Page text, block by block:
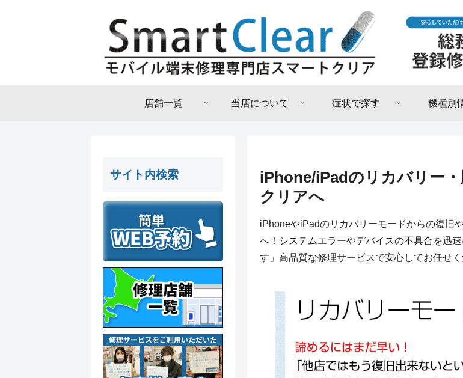
店舗一覧 当店について 症状で探す 機種別
iPhone/iPadのリカバリー
クリアへ
iPhoneやiPadのリカバリーモードからの復旧
へ！システムエラーやデバイスの不具合を迅
す」高品質な修理サービスで安心してお任せく
サイト内検索